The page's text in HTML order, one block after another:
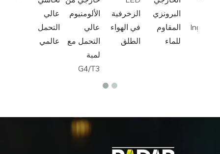
عالي
التحمل
عالمي
الألومنيوم
عالي
التحمل مع
لمبة
G4/T3
الزخرفية
في الهواء
الطلق
البرونزي
المقاوم
للماء